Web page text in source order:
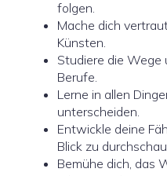
folgen.
Mache dich
Künsten.
Studiere die Wege
Berufe.
Lerne in allen
unterscheiden.
Entwickle deine
Blick zu
Bemühe dich, das